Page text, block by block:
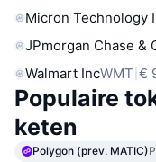
Micron Technology
JPmorgan Chase &
Walmart IncWMT €
Populaire
keten
Polygon (prev. MATIC)